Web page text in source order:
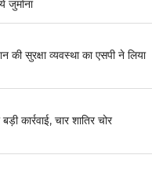
सुरक्षा व्यवस्था का एसपी ने लिया
कार्रवाई, चार शातिर चोर